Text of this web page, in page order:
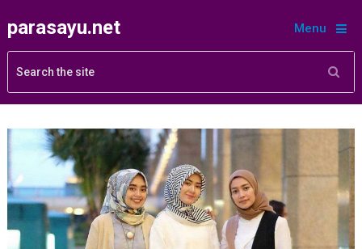
parasayu.net Menu